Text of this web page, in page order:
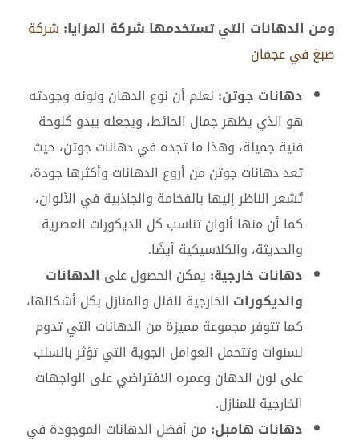
ومن الدهانات التي تستخدمها شركة المزايا: شركة
صبغ في عجمان
دهانات جوتن: نعلم أن نوع الدهان ولونه وجودته
هو الذي يظهر جمال الحائط، ويجعله يبدو كلوحة
فنية جميلة، وهذا ما تجده في دهانات جوتن، حيث
تعد دهانات جوتن من أروع الدهانات وأكثرها جودة،
تُشعر الناظر إليها بالفخامة والجاذبية في الألوان،
كما أن منها ألوان تناسب كل الديكورات العصرية
والحديثة، والكلاسيكية أيضًا.
دهانات خارجية: يمكن الحصول على الدهانات
والديكورات الخارجية للفلل والمنازل بكل أشكالها،
كما تتوفر مجموعة مميزة من الدهانات التي تدوم
لسنوات وتتحمل العوامل الجوية التي تؤثر بالسلب
على لون الدهان وعمره الافتراضي على الواجهات
الخارجية للمنازل.
دهانات هامبل: من أفضل الدهانات الموجودة في